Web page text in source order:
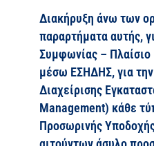
Διακήρυξη άνω των
παραρτήματα αυτής,
Συμφωνίας – Πλαίσιο
μέσω ΕΣΗΔΗΣ, για
Διαχείρισης
Management) κάθε
Προσωρινής